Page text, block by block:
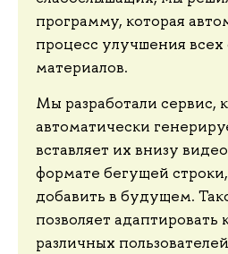
программу, которая
процесс улучшения
материалов.
Мы разработали сервис,
автоматически
вставляет их внизу
формате бегущей
добавить в будущем.
позволяет
различных